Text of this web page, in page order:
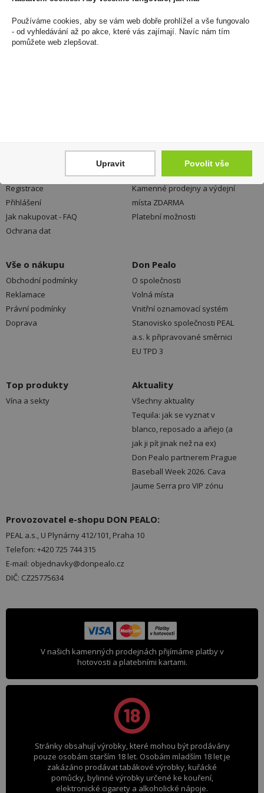
denně 6:00 – 15:30 hod
Registrace
Přihlášení
Jak nakupovat - FAQ
Ochrana dat
Prodejny
Kamenné prodejny a výdejní
místa ZDARMA
Platební možnosti
Vše o nákupu
Obchodní podmínky
Reklamace
Právní podmínky
Doprava
Don Pealo
O společnosti
Volná místa
Vnitřní oznamovací systém
Stanovisko společnosti PEAL
a.s. k připravované směrnici
EU TPD 3
Top produkty
Vína a sekty
Aktuality
Všechny aktuality
Tequila: jak se vyznat v
blanco, reposado a añejo (a
jak ji pít jinak než na ex)
Don Pealo partnerem Prague
Baseball Week 2026. Cava
Jaume Serra pro VIP zónu
Provozovatel e-shopu DON PEALO:
PEAL a.s., U Plynárny 412/101, Praha 10
Telefon: +420 725 744 315
E-mail: objednavky@donpealo.cz
DIČ: CZ25775634
V našich kamenných prodejnách přijímáme platby v
hotovosti a platebními kartami.
Stránky obsahují výrobky, které mohou být prodávány
pouze osobám starším 18 let. Osobám mladším 18 let je
zakázáno prodávat tabákové výrobky, kuřácké
pomůcky, bylinné výrobky určené ke kouření,
elektronické cigarety a alkoholické nápoje.
Používáme cookies, aby se vám web dobře prohlížel a vše fungovalo
- od vyhledávání až po akce, které vás zajímají. Navíc nám tím
pomůžete web zlepšovat.
Upravit Povolit vše